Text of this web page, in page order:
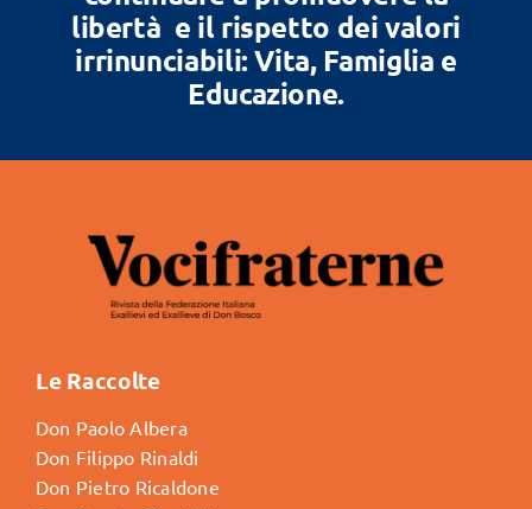
libertà e il rispetto dei valori
irrinunciabili: Vita, Famiglia e
Educazione.
Le Raccolte
Don Paolo Albera
Don Filippo Rinaldi
Don Pietro Ricaldone